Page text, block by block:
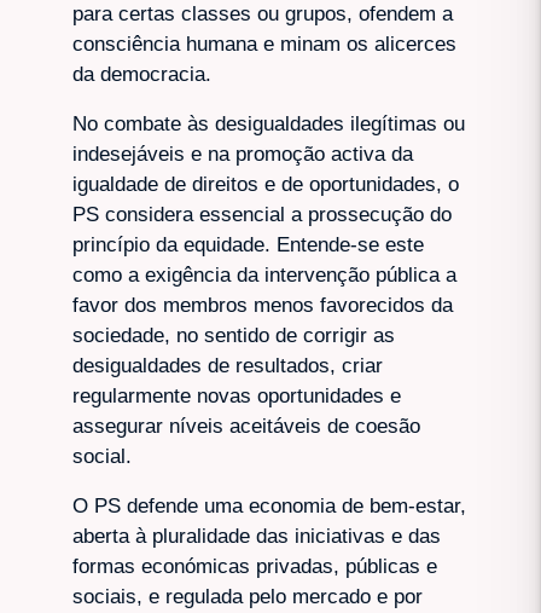
para certas classes ou grupos, ofendem a
consciência humana e minam os alicerces
da democracia.
No combate às desigualdades ilegítimas ou
indesejáveis e na promoção activa da
igualdade de direitos e de oportunidades, o
PS considera essencial a prossecução do
princípio da equidade. Entende-se este
como a exigência da intervenção pública a
favor dos membros menos favorecidos da
sociedade, no sentido de corrigir as
desigualdades de resultados, criar
regularmente novas oportunidades e
assegurar níveis aceitáveis de coesão
social.
O PS defende uma economia de bem-estar,
aberta à pluralidade das iniciativas e das
formas económicas privadas, públicas e
sociais, e regulada pelo mercado e por